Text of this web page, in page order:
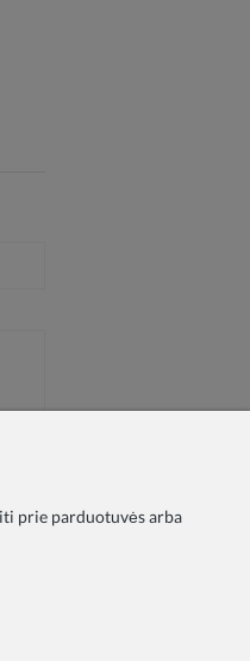
prie parduotuvės arba